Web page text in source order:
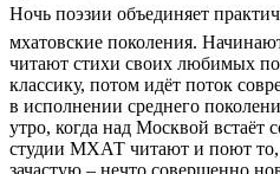
Ночь поэзии объединяет
мхатовские поколения.
читают стихи своих любимых
классику, потом идёт поток
в исполнении среднего
утро, когда над Москвой
студии МХАТ читают и поют то,
зачастую – нечто совершенно